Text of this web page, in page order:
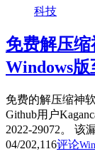
科技
免费解压缩
Windows
免费的解压缩神
Github用户
2022-29072。 该
04/202,116评论